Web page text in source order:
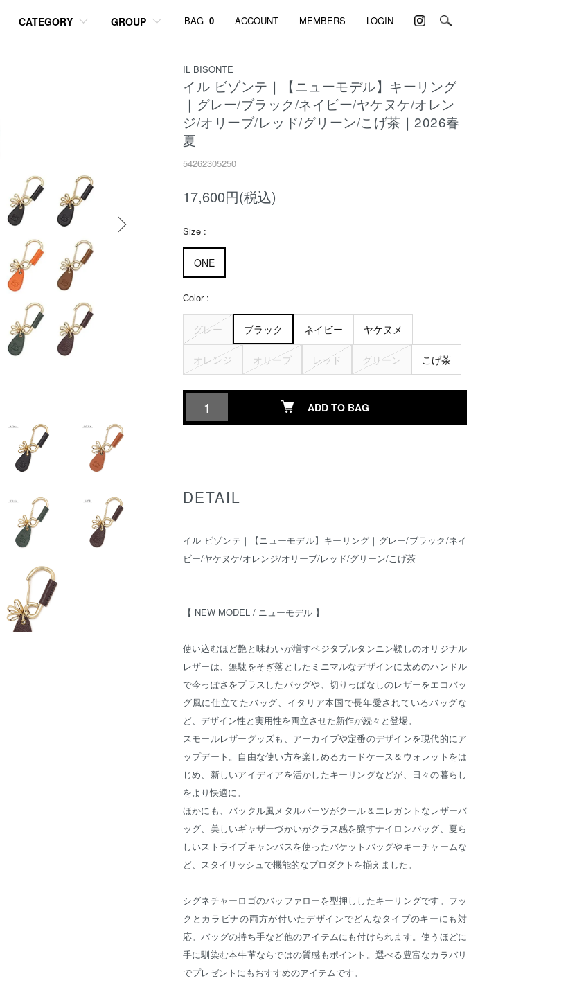
CATEGORY GROUP BAG 0 ACCOUNT MEMBERS LOGIN
IL BISONTE
イル ビゾンテ｜【ニューモデル】キーリング
｜グレー/ブラック/ネイビー/ヤケヌケ/オレン
ジ/オリーブ/レッド/グリーン/こげ茶｜2026春
夏
54262305250
17,600円(税込)
Size :
ONE
Color :
グレー ブラック ネイビー ヤケヌメ
オレンジ オリーブ レッド グリーン こげ茶
ADD TO BAG
DETAIL
イル ビゾンテ｜【ニューモデル】キーリング｜グレー/ブラック/ネイ
ビー/ヤケヌケ/オレンジ/オリーブ/レッド/グリーン/こげ茶
【 NEW MODEL / ニューモデル 】
使い込むほど艶と味わいが増すベジタブルタンニン鞣しのオリジナル
レザーは、無駄をそぎ落としたミニマルなデザインに太めのハンドル
で今っぽさをプラスしたバッグや、切りっぱなしのレザーをエコバッ
グ風に仕立てたバッグ、イタリア本国で長年愛されているバッグな
ど、デザイン性と実用性を両立させた新作が続々と登場。
スモールレザーグッズも、アーカイブや定番のデザインを現代的にア
ップデート。自由な使い方を楽しめるカードケース＆ウォレットをは
じめ、新しいアイディアを活かしたキーリングなどが、日々の暮らし
をより快適に。
ほかにも、バックル風メタルパーツがクール＆エレガントなレザーバ
ッグ、美しいギャザーづかいがクラス感を醸すナイロンバッグ、夏ら
しいストライプキャンバスを使ったバケットバッグやキーチャームな
ど、スタイリッシュで機能的なプロダクトを揃えました。
シグネチャーロゴのバッファローを型押ししたキーリングです。フッ
クとカラビナの両方が付いたデザインでどんなタイプのキーにも対
応。バッグの持ち手など他のアイテムにも付けられます。使うほどに
手に馴染む本牛革ならではの質感もポイント。選べる豊富なカラバリ
でプレゼントにもおすすめのアイテムです。